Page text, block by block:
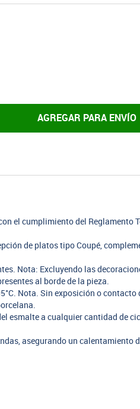
AGREGAR PARA ENVÍO
el cumplimiento del Reglamento
de platos tipo Coupé,
Nota: Excluyendo las
al borde de la pieza.
Nota. Sin exposición o
esmalte a cualquier cantidad de
asegurando un calentamiento